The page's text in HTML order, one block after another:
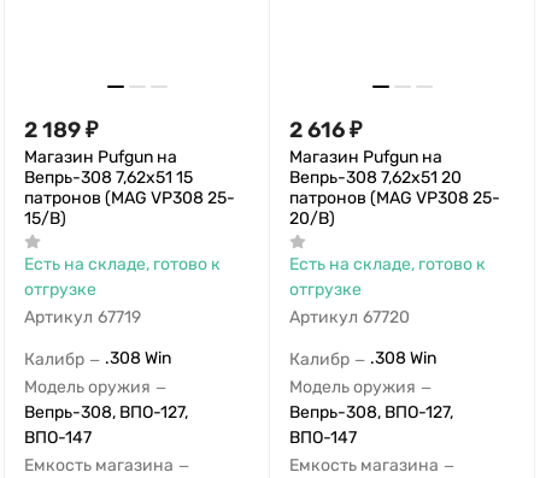
2 189₽
Магазин Pufgun на
Вепрь-308 7,62х51 15
патронов (MAG VP308 25-
15/B)
Есть на складе, готово к
отгрузке
Артикул 67719
Калибр — .308 Win
Модель оружия —
Вепрь-308, ВПО-127,
ВПО-147
Емкость магазина —
2 616₽
Магазин Pufgun на
Вепрь-308 7,62х51 20
патронов (MAG VP308 25-
20/B)
Есть на складе, готово к
отгрузке
Артикул 67720
Калибр — .308 Win
Модель оружия —
Вепрь-308, ВПО-127,
ВПО-147
Емкость магазина —